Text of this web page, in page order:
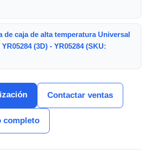
de caja de alta temperatura Universal
(3D) - YR05284 (SKU:
Contactar ventas
completo